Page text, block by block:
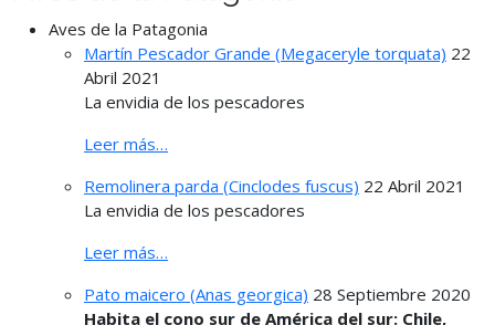
Aves de la Patagonia
Martín Pescador Grande (Megaceryle torquata) 22
Abril 2021
La envidia de los pescadores
Leer más…
Remolinera parda (Cinclodes fuscus) 22 Abril 2021
La envidia de los pescadores
Leer más…
Pato maicero (Anas georgica) 28 Septiembre 2020
Habita el cono sur de América del sur: Chile,